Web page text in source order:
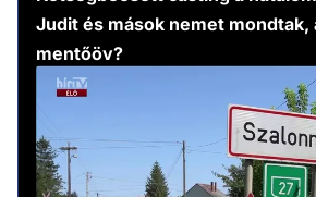
Judit és mások nemet mondtak,
mentőöv?